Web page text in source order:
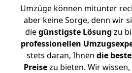
Umzüge können mitunter
aber keine Sorge, denn wir
diegünstigste Lösung zu
professionellen
stets daran, Ihnen die
Preisezu bieten. Wir